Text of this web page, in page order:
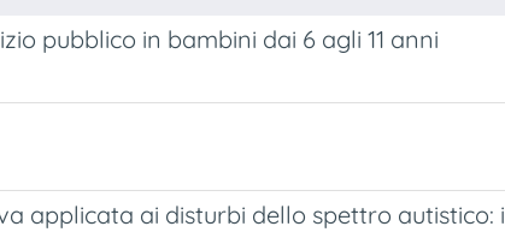
pubblico in bambini dai 6 agli 11 anni
applicata ai disturbi dello spettro autistico: